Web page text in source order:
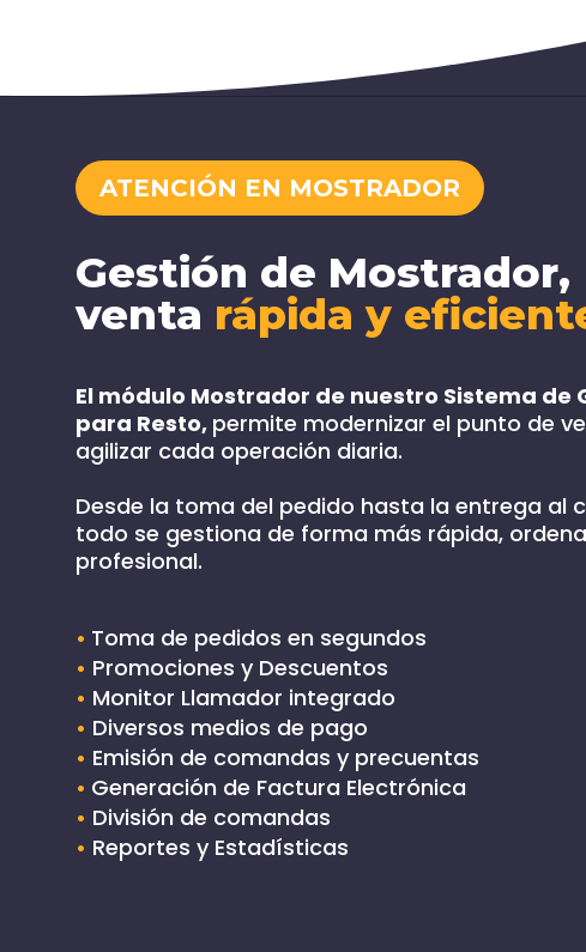
ATENCIÓN EN MOSTRADOR
Gestión de Mostrador,
venta rápida y
El módulo Mostrador de nuestro Sistema de
para Resto, permite modernizar el punto de
agilizar cada operación diaria.
Desde la toma del pedido hasta la entrega al
todo se gestiona de forma más rápida,
profesional.
• Toma de pedidos en segundos
• Promociones y Descuentos
• Monitor Llamador integrado
• Diversos medios de pago
• Emisión de comandas y precuentas
• Generación de Factura Electrónica
• División de comandas
• Reportes y Estadísticas